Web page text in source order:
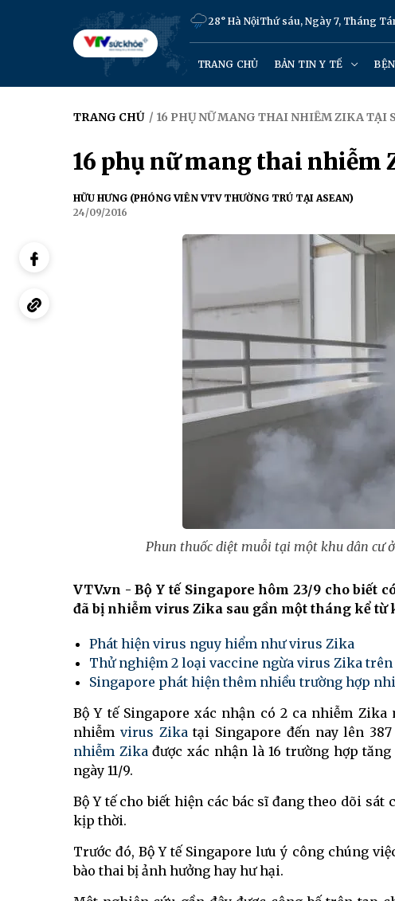
28° Hà NộiThứ sáu, Ngày 7, Tháng
TRANG CHỦ BẢN TIN Y TẾ
TRANG CHỦ / 16 PHỤ NỮ MANG THAI NHIỄM ZIKA TẠI
16 phụ nữ mang thai nhiễm
HỮU HƯNG (PHÓNG VIÊN VTV THƯỜNG TRÚ TẠI ASEAN)
24/09/2016
Phun thuốc diệt muỗi tại một khu dân cư
VTV.vn - Bộ Y tế Singapore hôm 23/9 cho biết
đã bị nhiễm virus Zika sau gần một tháng kể
Phát hiện virus nguy hiểm như virus Zika
Thử nghiệm 2 loại vaccine ngừa virus Zika
Singapore phát hiện thêm nhiều trường hợp
Bộ Y tế Singapore xác nhận có 2 ca nhiễm
nhiễm virus Zikatại Singapore đến nay lên
nhiễm Zikađược xác nhận là 16 trường hợp
ngày 11/9.
Bộ Y tế cho biết hiện các bác sĩ đang theo dõi
kịp thời.
Trước đó, Bộ Y tế Singapore lưu ý công chúng
bào thai bị ảnh hưởng hay hư hại.